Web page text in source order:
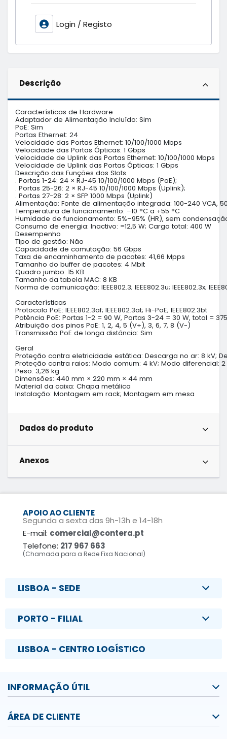
Login / Registo
Descrição
Características de Hardware
Adaptador de Alimentação Incluído: Sim
PoE: Sim
Portas Ethernet: 24
Velocidade das Portas Ethernet: 10/100/1000 Mbps
Velocidade das Portas Ópticas: 1 Gbps
Velocidade de Uplink das Portas Ethernet: 10/100/1000 Mbps
Velocidade de Uplink das Portas Ópticas: 1 Gbps
Descrição das Funções dos Slots
. Portas 1-24: 24 × RJ-45 10/100/1000 Mbps (PoE);
. Portas 25-26: 2 × RJ-45 10/100/1000 Mbps (Uplink);
. Portas 27-28: 2 × SFP 1000 Mbps (Uplink)
Alimentação: Fonte de alimentação integrada: 100-240 VCA,
Temperatura de funcionamento: –10 °C a +55 °C
Humidade de funcionamento: 5%–95% (HR), sem
Consumo de energia: Inactivo: =12,5 W; Carga total: 400 W
Desempenho
Tipo de gestão: Não
Capacidade de comutação: 56 Gbps
Taxa de encaminhamento de pacotes: 41,66 Mpps
Tamanho do buffer de pacotes: 4 Mbit
Quadro jumbo: 15 KB
Tamanho da tabela MAC: 8 KB
Norma de comunicação: IEEE802.3; IEEE802.3u; IEEE802.3x;
Características
Protocolo PoE: IEEE802.3af; IEEE802.3at; Hi-PoE; IEEE802.3bt
Potência PoE: Portas 1-2 = 90 W, Portas 3-24 = 30 W, total =
Atribuição dos pinos PoE: 1, 2, 4, 5 (V+), 3, 6, 7, 8 (V-)
Transmissão PoE de longa distância: Sim
Geral
Proteção contra eletricidade estática: Descarga no ar: 8 kV;
Proteção contra raios: Modo comum: 4 kV; Modo diferencial: 2
Peso: 3,26 kg
Dimensões: 440 mm × 220 mm × 44 mm
Material da caixa: Chapa metálica
Instalação: Montagem em rack; Montagem em mesa
Dados do produto
Anexos
APOIO AO CLIENTE
Segunda a sexta das 9h-13h e 14-18h
E-mail: comercial@contera.pt
Telefone: 217 967 663
(Chamada para a Rede Fixa Nacional)
LISBOA - SEDE
PORTO - FILIAL
LISBOA - CENTRO LOGÍSTICO
INFORMAÇÃO ÚTIL
ÁREA DE CLIENTE